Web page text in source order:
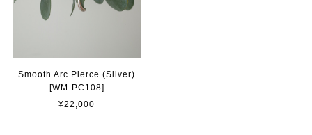
Smooth Arc Pierce (Silver)
[WM-PC108]
¥22,000